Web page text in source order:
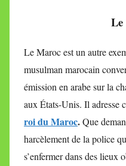
Le Maroc est un autre
musulman marocain
émission en arabe sur la
aux États-Unis. Il adresse
roi du Maroc.Que
harcèlement de la police
s’enfermer dans des lieux